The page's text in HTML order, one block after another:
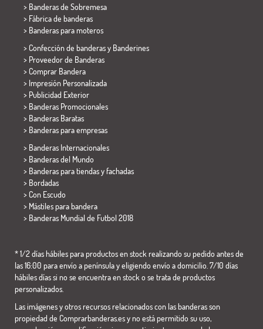
> Banderas de Sobremesa
> Fábrica de banderas
> Banderas para moteros
> Confección de banderas y Banderines
> Proveedor de Banderas
> Comprar Bandera
> Impresión Personalizada
> Publicidad Exterior
> Banderas Promocionales
> Banderas Baratas
> Banderas para empresas
> Banderas Internacionales
> Banderas del Mundo
> Banderas para tiendas y fachadas
> Bordadas
> Con Escudo
> Mástiles para bandera
> Banderas Mundial de Futbol 2018
* 1/2 días hábiles para productos en stock realizando su pedido antes de
las 16:00 para envío a península y eligiendo envío a domicilio. 7/10 días
hábiles días si no se encuentra en stock o se trata de productos
personalizados.
Las imágenes y otros recursos relacionados con las banderas son
propiedad de Comprarbanderas.es y no está permitido su uso,